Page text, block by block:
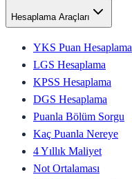
Hesaplama Araçları
YKS Puan Hesaplama
LGS Hesaplama
KPSS Hesaplama
DGS Hesaplama
Puanla Bölüm Sorgu
Kaç Puanla Nereye
4 Yıllık Maliyet
Not Ortalaması